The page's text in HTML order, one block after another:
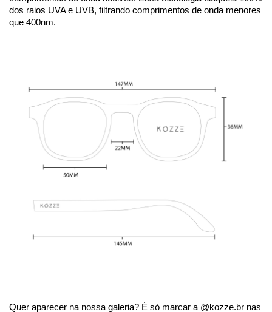
dos raios UVA e UVB, filtrando comprimentos de onda menores
que 400nm.
Quer aparecer na nossa galeria? É só marcar a @kozze.br nas